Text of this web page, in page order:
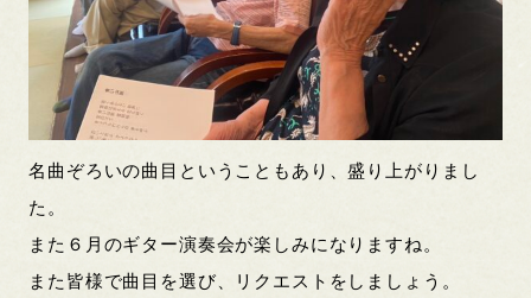
名曲ぞろいの曲目ということもあり、盛り上がりまし
た。
また６月のギター演奏会が楽しみになりますね。
また皆様で曲目を選び、リクエストをしましょう。